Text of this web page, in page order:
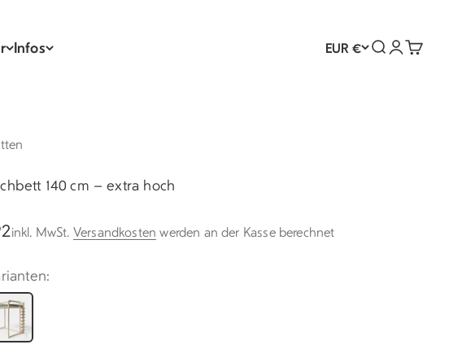
Infos EUR € SucheAnmelden
140 cm – extra hoch
inkl. MwSt. Versandkosten werden an der Kasse berechnet